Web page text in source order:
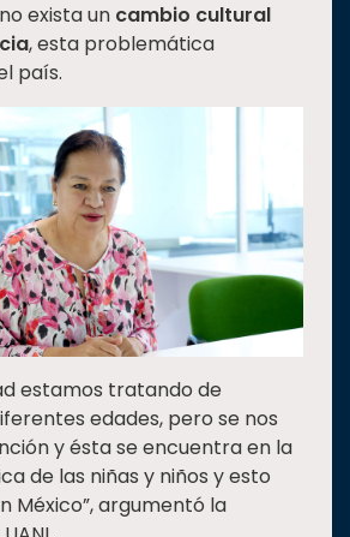
exista un cambio cultural
, esta problemática
país.
estamos tratando de
edades, pero se nos
y ésta se encuentra en la
de las niñas y niños y esto
México”, argumentó la